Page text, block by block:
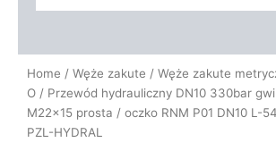
Home / Węże zakute / Węże zakute
O / Przewód hydrauliczny DN10 330bar
M22x15 prosta / oczko RNM P01 DN10 L-
PZL-HYDRAL